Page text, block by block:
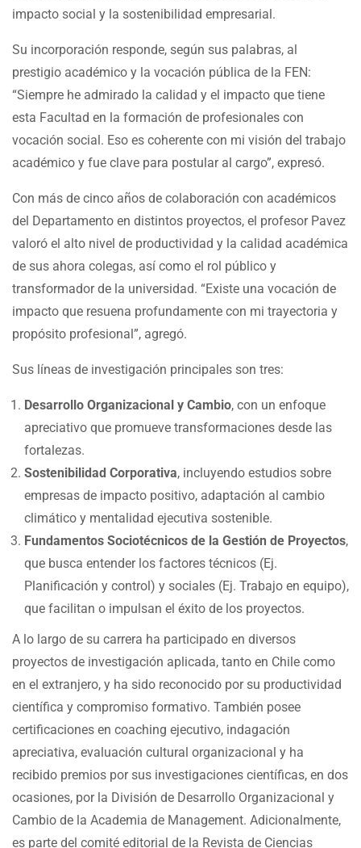
impacto social y la sostenibilidad empresarial.
Su incorporación responde, según sus palabras, al
prestigio académico y la vocación pública de la FEN:
“Siempre he admirado la calidad y el impacto que tiene
esta Facultad en la formación de profesionales con
vocación social. Eso es coherente con mi visión del trabajo
académico y fue clave para postular al cargo”, expresó.
Con más de cinco años de colaboración con académicos
del Departamento en distintos proyectos, el profesor Pavez
valoró el alto nivel de productividad y la calidad académica
de sus ahora colegas, así como el rol público y
transformador de la universidad. “Existe una vocación de
impacto que resuena profundamente con mi trayectoria y
propósito profesional”, agregó.
Sus líneas de investigación principales son tres:
Desarrollo Organizacional y Cambio, con un enfoque
apreciativo que promueve transformaciones desde las
fortalezas.
Sostenibilidad Corporativa, incluyendo estudios sobre
empresas de impacto positivo, adaptación al cambio
climático y mentalidad ejecutiva sostenible.
Fundamentos Sociotécnicos de la Gestión de Proyectos,
que busca entender los factores técnicos (Ej.
Planificación y control) y sociales (Ej. Trabajo en equipo),
que facilitan o impulsan el éxito de los proyectos.
A lo largo de su carrera ha participado en diversos
proyectos de investigación aplicada, tanto en Chile como
en el extranjero, y ha sido reconocido por su productividad
científica y compromiso formativo. También posee
certificaciones en coaching ejecutivo, indagación
apreciativa, evaluación cultural organizacional y ha
recibido premios por sus investigaciones científicas, en dos
ocasiones, por la División de Desarrollo Organizacional y
Cambio de la Academia de Management. Adicionalmente,
es parte del comité editorial de la Revista de Ciencias